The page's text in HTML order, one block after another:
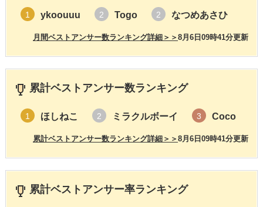
1 ykoouuu 2 Togo 2 なつめあさひ
8月6日09時41分更新
月間ベストアンサー数ランキング詳細＞＞
累計ベストアンサー数ランキング
1 ほしねこ 2 ミラクルボーイ 3 Coco
8月6日09時41分更新
累計ベストアンサー数ランキング詳細＞＞
累計ベストアンサー率ランキング